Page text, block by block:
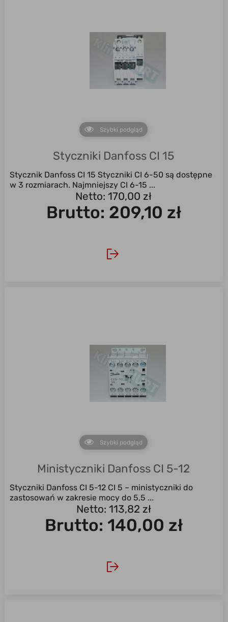
Szybki podgląd
Styczniki Danfoss CI 15
Stycznik Danfoss CI 15 Styczniki CI 6-50 są dostępne
w 3 rozmiarach. Najmniejszy CI 6-15 ...
Netto: 170,00 zł
Brutto: 209,10 zł
Szybki podgląd
Ministyczniki Danfoss CI 5-12
Styczniki Danfoss CI 5-12 CI 5 – ministyczniki do
zastosowań w zakresie mocy do 5,5 ...
Netto: 113,82 zł
Brutto: 140,00 zł